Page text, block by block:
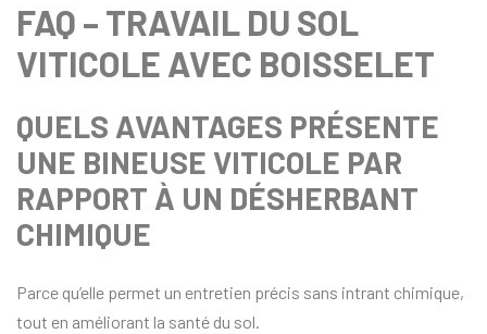
FAQ – TRAVAIL DU SOL
VITICOLE AVEC BOISSELET
QUELS AVANTAGES PRÉSENTE
UNE BINEUSE VITICOLE PAR
RAPPORT À UN DÉSHERBANT
CHIMIQUE
Parce qu’elle permet un entretien précis sans intrant chimique,
tout en améliorant la santé du sol.